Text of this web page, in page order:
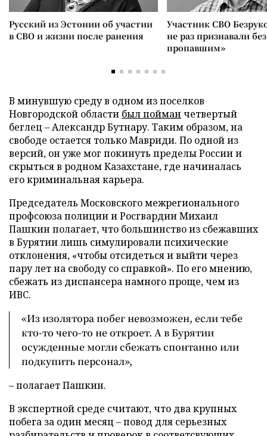
Русский из Эстонии об участии
в СВО и жизни после ранения
Участник СВО
не раз признавали
пропавшим»
В минувшую среду в одном из поселков
Новгородской области был пойман четвертый
беглец – Александр Бутнару. Таким образом, на
свободе остается только Мавриди. По одной из
версий, он уже мог покинуть пределы России и
скрыться в родном Казахстане, где начиналась
его криминальная карьера.
Председатель Московского межрегионального
профсоюза полиции и Росгвардии Михаил
Пашкин полагает, что большинство из сбежавших
в Бурятии лишь симулировали психические
отклонения, «чтобы отсидеться и выйти через
пару лет на свободу со справкой». По его мнению,
сбежать из диспансера намного проще, чем из
ИВС.
«Из изолятора побег невозможен, если тебе
кто-то чего-то не откроет. А в Бурятии
осужденные могли сбежать спонтанно или
подкупить персонал»,
– полагает Пашкин.
В экспертной среде считают, что два крупных
побега за один месяц – повод для серьезных